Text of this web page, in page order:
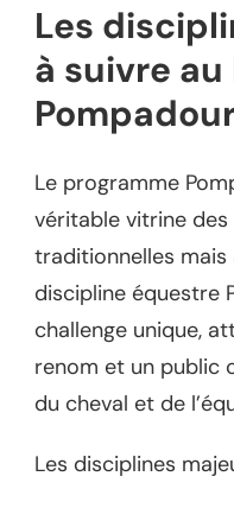
Les
à suivre
Le programme
véritable vitrine
traditionnelles mais
discipline équestre
challenge unique,
renom et un public
du cheval et de
Les disciplines